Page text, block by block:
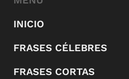
INICIO
FRASES CÉLEBRES
FRASES CORTAS